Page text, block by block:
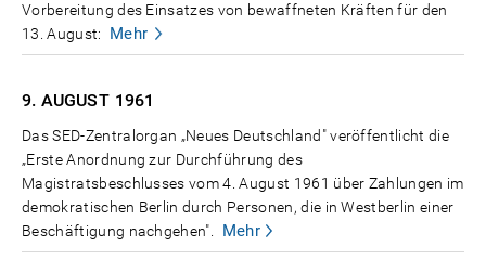
Vorbereitung des Einsatzes von bewaffneten Kräften für den
13. August:
Mehr
9. AUGUST 1961
Das SED-Zentralorgan „Neues Deutschland" veröffentlicht die
„Erste Anordnung zur Durchführung des
Magistratsbeschlusses vom 4. August 1961 über Zahlungen im
demokratischen Berlin durch Personen, die in Westberlin einer
Beschäftigung nachgehen".
Mehr